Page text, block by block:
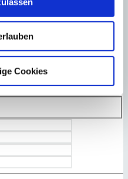
Cookies
gelesen und akzeptiert.